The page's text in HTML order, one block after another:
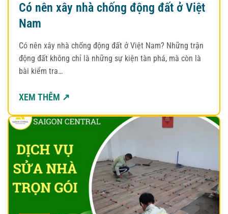
Có nên xây nhà chống động đất ở Việt
Nam
Có nên xây nhà chống động đất ở Việt Nam? Những trận
động đất không chỉ là những sự kiện tàn phá, mà còn là
bài kiểm tra…
XEM THÊM ↗